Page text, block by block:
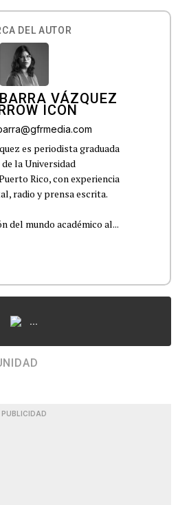
DEL AUTOR
VÁZQUEZ
es periodista graduada
la Universidad
Rico, con experiencia
radio y prensa escrita.
del mundo académico al...
...
PUBLICIDAD